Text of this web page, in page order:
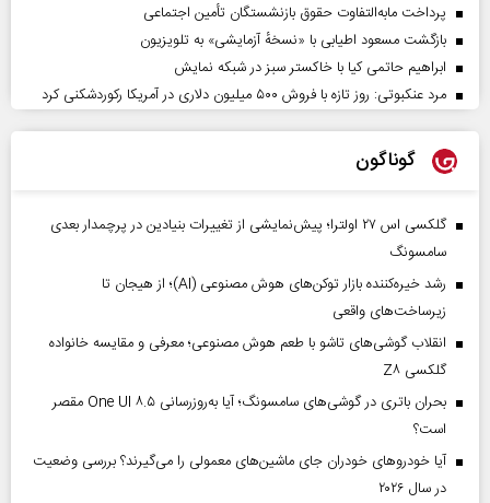
پرداخت مابه‌التفاوت حقوق بازنشستگان تأمین اجتماعی
بازگشت مسعود اطیابی با «نسخهٔ آزمایشی» به تلویزیون
ابراهیم حاتمی کیا با خاکستر سبز در شبکه نمایش
مرد عنکبوتی: روز تازه با فروش ۵۰۰ میلیون دلاری در آمریکا رکوردشکنی کرد
گوناگون
گلکسی اس ۲۷ اولترا؛ پیش‌نمایشی از تغییرات بنیادین در پرچمدار بعدی
سامسونگ
رشد خیره‌کننده بازار توکن‌های هوش مصنوعی (AI)؛ از هیجان تا
زیرساخت‌های واقعی
انقلاب گوشی‌های تاشو‌ با طعم هوش مصنوعی؛ معرفی و مقایسه خانواده
گلکسی Z۸
بحران باتری در گوشی‌های سامسونگ؛ آیا به‌روزرسانی One UI ۸.۵ مقصر
است؟
آیا خودروهای خودران جای ماشین‌های معمولی را می‌گیرند؟ بررسی وضعیت
در سال ۲۰۲۶